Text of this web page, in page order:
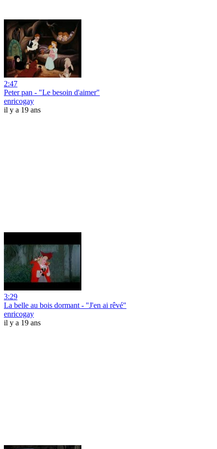
2:47
Peter pan - "Le besoin d'aimer"
enricogay
il y a 19 ans
3:29
La belle au bois dormant - "J'en ai rêvé"
enricogay
il y a 19 ans